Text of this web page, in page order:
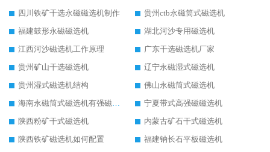
四川铁矿干选永磁磁选机制作
贵州ctb永磁筒式磁选机
福建鼓形永磁磁选机
湖北河沙专用磁选机
江西河沙磁选机工作原理
广东干选磁选机厂家
贵州矿山干选磁选机
辽宁永磁湿式磁选机
贵州湿式磁选机结构
佛山永磁筒式磁选机
海南永磁筒式磁选机有强磁的吗
宁夏带式高强磁磁选机
陕西粉矿干式磁选机
内蒙古矿石干式磁选机
陕西铁矿磁选机如何配置
福建钠长石平板磁选机